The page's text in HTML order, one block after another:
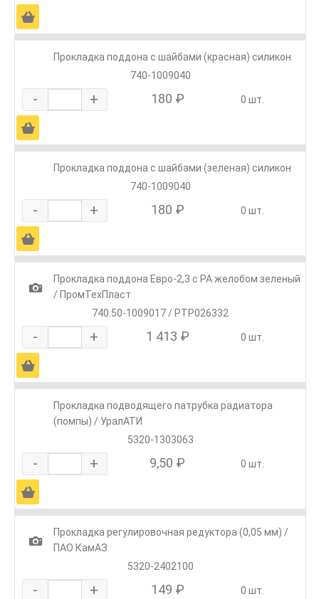
Ä
Прокладка поддона с шайбами (красная) силикон
740-1009040
- + 180 ₽ 0 шт.
Ä
Прокладка поддона с шайбами (зеленая) силикон
740-1009040
- + 180 ₽ 0 шт.
Ä
1
Прокладка поддона Евро-2,3 с РА желобом зеленый
/ ПромТехПласт
740.50-1009017 / PTP026332
- + 1 413 ₽ 0 шт.
Ä
Прокладка подводящего патрубка радиатора
(помпы) / УралАТИ
5320-1303063
- + 9,50 ₽ 0 шт.
Ä
1
Прокладка регулировочная редуктора (0,05 мм) /
ПАО КамАЗ
5320-2402100
- + 149 ₽ 0 шт.